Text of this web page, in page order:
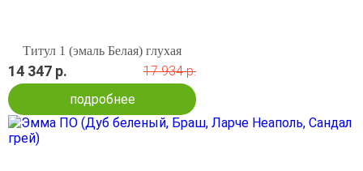
Титул 1 (эмаль Белая) глухая
14 347 р.
17 934 р.
подробнее